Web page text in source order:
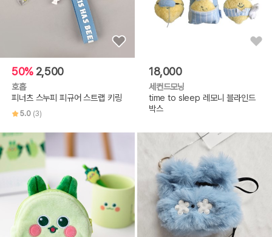
50% 2,500
호홉
피너츠 스누피 피규어 스트랩 키링
5.0 (3)
18,000
세컨드모닝
time to sleep 레모니 블라인드
박스